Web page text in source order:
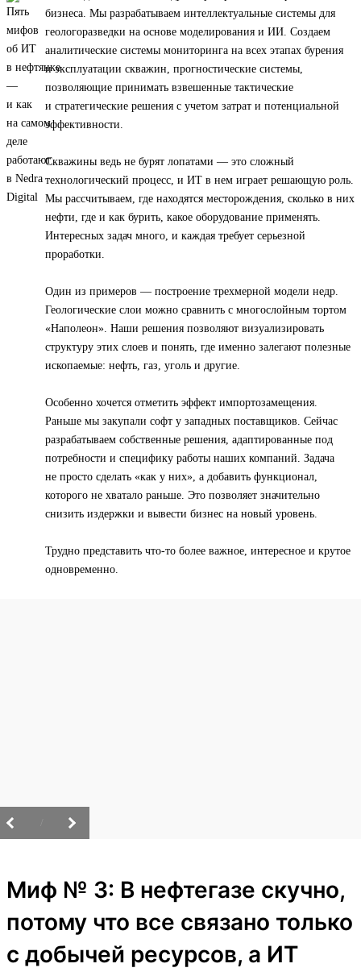
бизнеса. Мы разрабатываем интеллектуальные системы для
геологоразведки на основе моделирования и ИИ. Создаем
аналитические системы мониторинга на всех этапах бурения
и эксплуатации скважин, прогностические системы,
позволяющие принимать взвешенные тактические
и стратегические решения с учетом затрат и потенциальной
эффективности.
Скважины ведь не бурят лопатами — это сложный
технологический процесс, и ИТ в нем играет решающую роль.
Мы рассчитываем, где находятся месторождения, сколько в них
нефти, где и как бурить, какое оборудование применять.
Интересных задач много, и каждая требует серьезной
проработки.
Один из примеров — построение трехмерной модели недр.
Геологические слои можно сравнить с многослойным тортом
«Наполеон». Наши решения позволяют визуализировать
структуру этих слоев и понять, где именно залегают полезные
ископаемые: нефть, газ, уголь и другие.
Особенно хочется отметить эффект импортозамещения.
Раньше мы закупали софт у западных поставщиков. Сейчас
разрабатываем собственные решения, адаптированные под
потребности и специфику работы наших компаний. Задача
не просто сделать «как у них», а добавить функционал,
которого не хватало раньше. Это позволяет значительно
снизить издержки и вывести бизнес на новый уровень.
Трудно представить что-то более важное, интересное и крутое
одновременно.
Миф № 3: В нефтегазе скучно,
потому что все связано только
с добычей ресурсов, а ИТ